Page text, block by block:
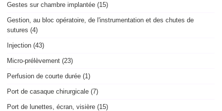
Gestes sur chambre implantée (15)
Gestion, au bloc opératoire, de l'instrumentation et des chutes de
sutures (4)
Injection (43)
Micro-prélèvement (23)
Perfusion de courte durée (1)
Port de casaque chirurgicale (7)
Port de lunettes, écran, visière (15)